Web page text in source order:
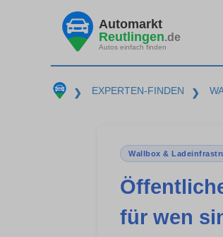
Automarkt
Reutlingen.de
Autos einfach finden
❯ EXPERTEN-FINDEN ❯
Wallbox &
für wen